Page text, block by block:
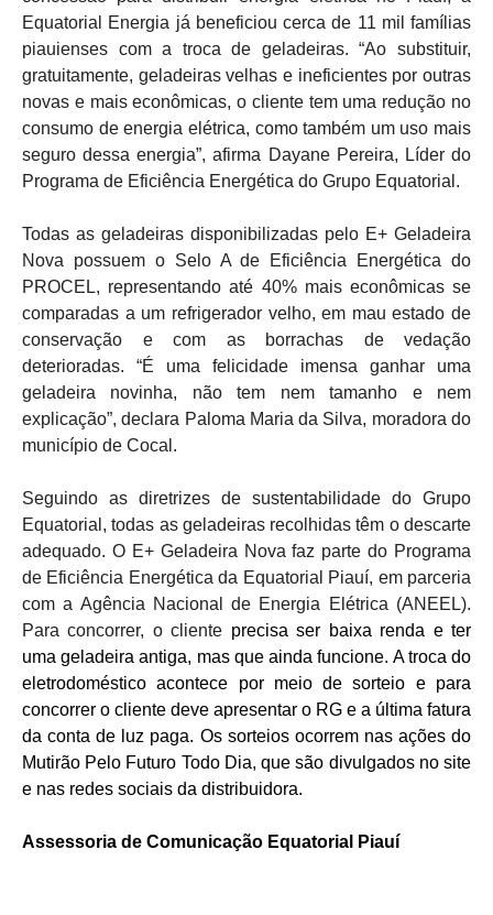
Equatorial Energia já beneficiou cerca de 11 mil famílias
piauienses com a troca de geladeiras. “Ao substituir,
gratuitamente, geladeiras velhas e ineficientes por outras
novas e mais econômicas, o cliente tem uma redução no
consumo de energia elétrica, como também um uso mais
seguro dessa energia”, afirma Dayane Pereira, Líder do
Programa de Eficiência Energética do Grupo Equatorial.
Todas as geladeiras disponibilizadas pelo E+ Geladeira
Nova possuem o Selo A de Eficiência Energética do
PROCEL, representando até 40% mais econômicas se
comparadas a um refrigerador velho, em mau estado de
conservação e com as borrachas de vedação
deterioradas. “É uma felicidade imensa ganhar uma
geladeira novinha, não tem nem tamanho e nem
explicação”, declara Paloma Maria da Silva, moradora do
município de Cocal.
Seguindo as diretrizes de sustentabilidade do Grupo
Equatorial, todas as geladeiras recolhidas têm o descarte
adequado. O E+ Geladeira Nova faz parte do Programa
de Eficiência Energética da Equatorial Piauí, em parceria
com a Agência Nacional de Energia Elétrica (ANEEL).
Para concorrer, o cliente precisa ser baixa renda e ter
uma geladeira antiga, mas que ainda funcione. A troca do
eletrodoméstico acontece por meio de sorteio e para
concorrer o cliente deve apresentar o RG e a última fatura
da conta de luz paga. Os sorteios ocorrem nas ações do
Mutirão Pelo Futuro Todo Dia, que são divulgados no site
e nas redes sociais da distribuidora.
Assessoria de Comunicação Equatorial Piauí